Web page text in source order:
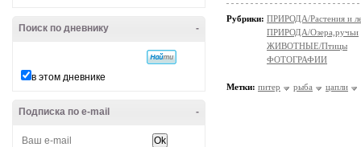
-
Поиск по дневнику
в этом дневнике
-
Подписка по e-mail
Рубрики: ПРИРОДА/Растения и
ПРИРОДА/Озера,ручьи
ЖИВОТНЫЕ/Птицы
ФОТОГРАФИИ
Метки: питер рыба цапли